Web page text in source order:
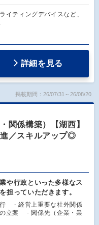
イティングデバイスなど、
詳細を見る
掲載期間：26/07/31～26/08/20
関係構築）【湖西】
／スキルアップ◎
や行政といった多様なス
担っていただきます。
行 - 経営上重要な社外関係
の立案 - 関係先（企業・業